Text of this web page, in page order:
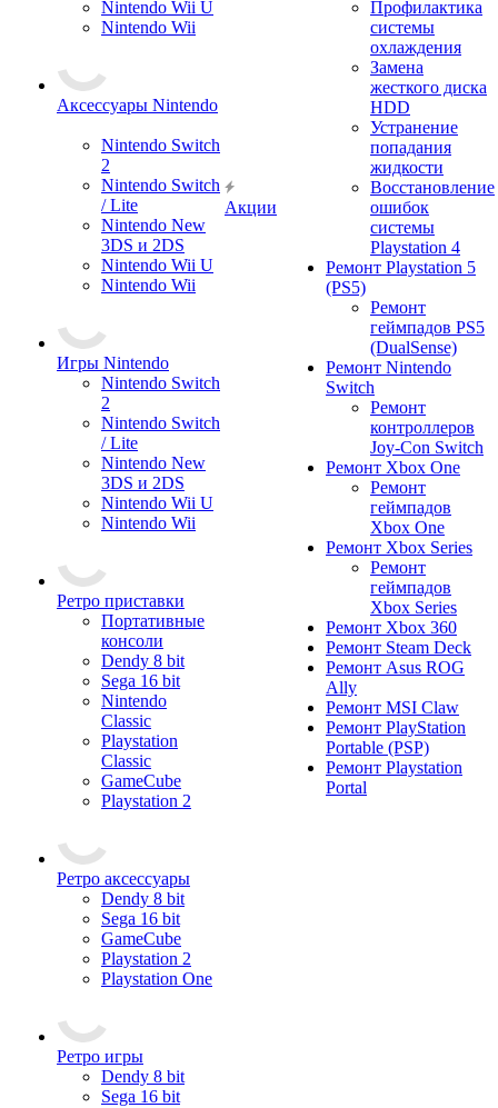
Nintendo Wii U
Nintendo Wii
Аксессуары Nintendo
Nintendo Switch
2
Nintendo Switch
/ Lite
Nintendo New
3DS и 2DS
Nintendo Wii U
Nintendo Wii
Игры Nintendo
Nintendo Switch
2
Nintendo Switch
/ Lite
Nintendo New
3DS и 2DS
Nintendo Wii U
Nintendo Wii
Ретро приставки
Портативные
консоли
Dendy 8 bit
Sega 16 bit
Nintendo
Classic
Playstation
Classic
GameCube
Playstation 2
Ретро аксессуары
Dendy 8 bit
Sega 16 bit
GameCube
Playstation 2
Playstation One
Ретро игры
Dendy 8 bit
Sega 16 bit
Акции
Профилактика
системы
охлаждения
Замена
жесткого диска
HDD
Устранение
попадания
жидкости
Восстановление
ошибок
системы
Playstation 4
Ремонт Playstation 5
(PS5)
Ремонт
геймпадов PS5
(DualSense)
Ремонт Nintendo
Switch
Ремонт
контроллеров
Joy-Con Switch
Ремонт Xbox One
Ремонт
геймпадов
Xbox One
Ремонт Xbox Series
Ремонт
геймпадов
Xbox Series
Ремонт Xbox 360
Ремонт Steam Deck
Ремонт Asus ROG
Ally
Ремонт MSI Claw
Ремонт PlayStation
Portable (PSP)
Ремонт Playstation
Portal